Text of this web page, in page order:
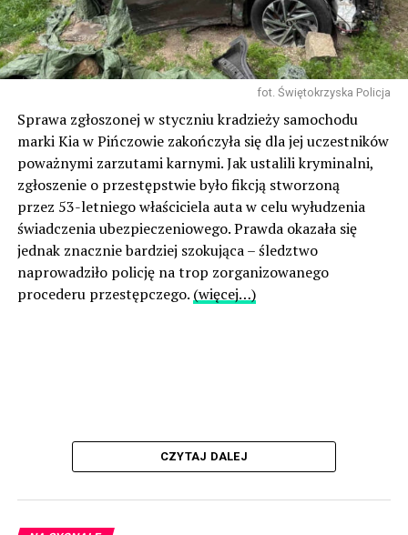
fot. Świętokrzyska Policja
Sprawa zgłoszonej w styczniu kradzieży samochodu
marki Kia w Pińczowie zakończyła się dla jej uczestników
poważnymi zarzutami karnymi. Jak ustalili kryminalni,
zgłoszenie o przestępstwie było fikcją stworzoną
przez 53-letniego właściciela auta w celu wyłudzenia
świadczenia ubezpieczeniowego. Prawda okazała się
jednak znacznie bardziej szokująca – śledztwo
naprowadziło policję na trop zorganizowanego
procederu przestępczego. (więcej…)
CZYTAJ DALEJ